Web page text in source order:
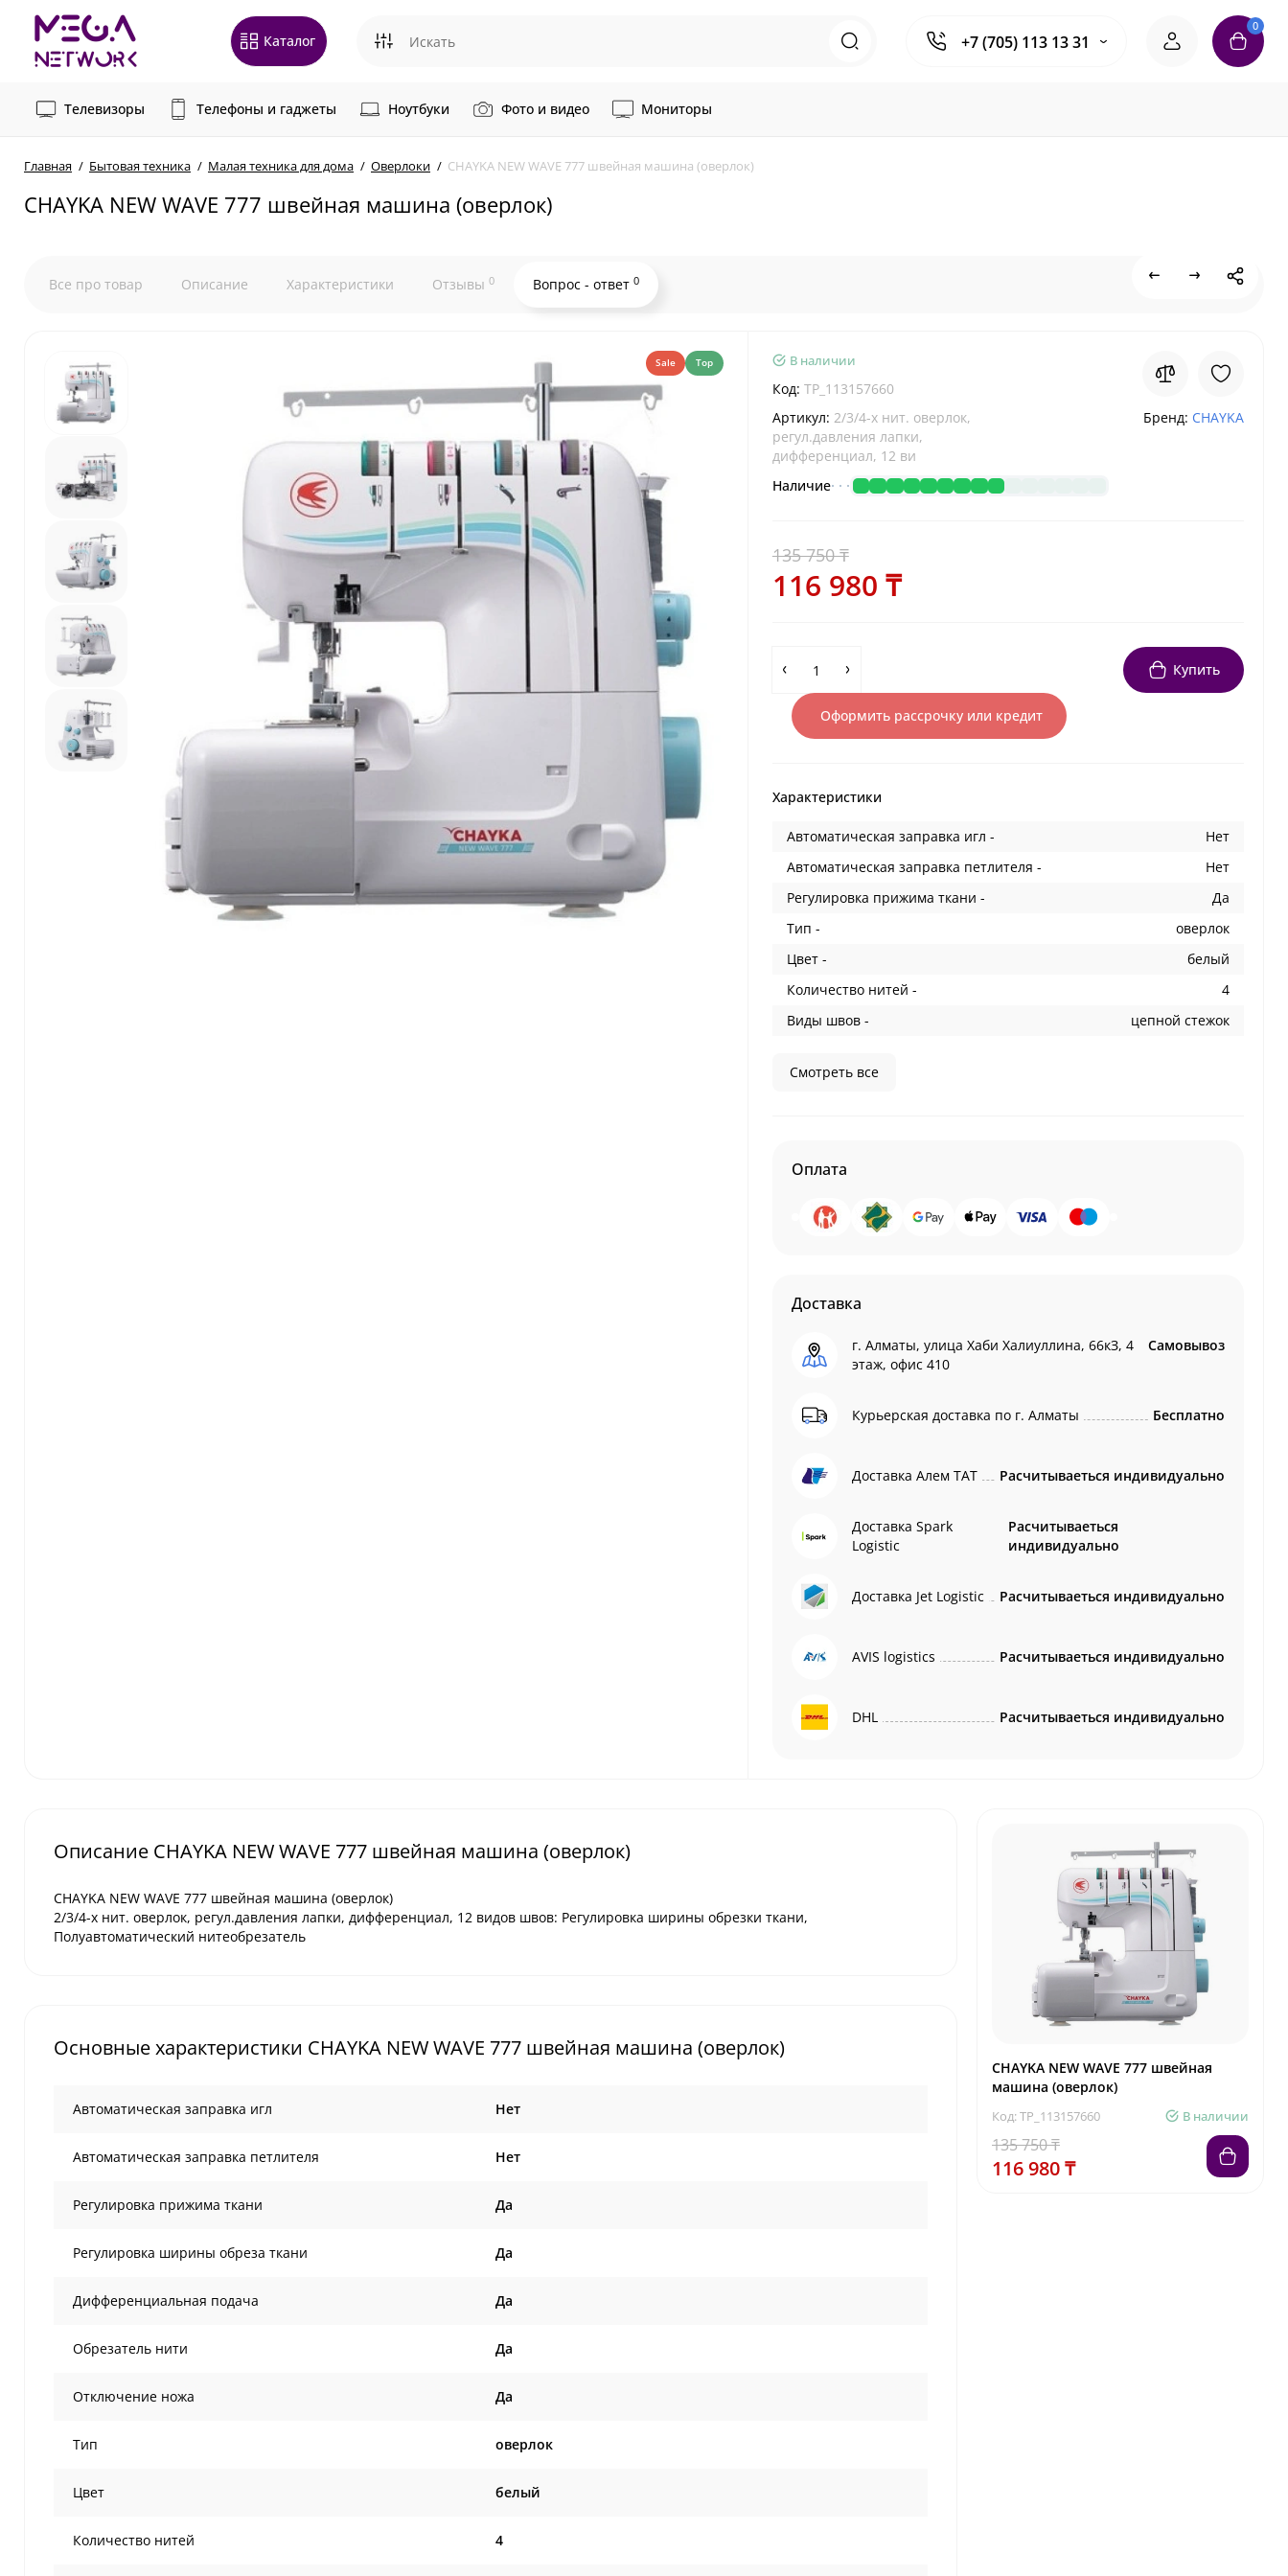
Каталог +7 (705) 113 13 31
0
Телевизоры Телефоны и гаджеты Ноутбуки Фото и видео Мониторы
Главная Бытовая техника Малая техника для дома Оверлоки CHAYKA NEW WAVE 777 швейная машина (оверлок)
CHAYKA NEW WAVE 777 швейная машина (оверлок)
Все про товар Описание Характеристики Отзывы 0 Вопрос - ответ 0
Sale Top В наличии
Код: TP_113157660
Артикул: 2/3/4-х нит. оверлок,
регул.давления лапки,
дифференциал, 12 ви
Наличие
Бренд: CHAYKA
135 750 ₸
116 980 ₸
Купить
Оформить рассрочку или кредит
Характеристики
Автоматическая заправка игл -
Нет
Автоматическая заправка петлителя -
Нет
Регулировка прижима ткани -
Да
Тип -
оверлок
Цвет -
белый
Количество нитей -
4
Виды швов -
цепной стежок
Смотреть все
Оплата
Доставка
г. Алматы, улица Хаби Халиуллина, 66кЗ, 4
этаж, офис 410
Самовывоз
Курьерская доставка по г. Алматы Бесплатно
Доставка Алем ТАТ Расчитываеться индивидуально
Доставка Spark
Logistic
Расчитываеться
индивидуально
Доставка Jet Logistic Расчитываеться индивидуально
AVIS logistics Расчитываеться индивидуально
DHL Расчитываеться индивидуально
Описание CHAYKA NEW WAVE 777 швейная машина (оверлок)
CHAYKA NEW WAVE 777 швейная машина (оверлок)
2/3/4-х нит. оверлок, регул.давления лапки, дифференциал, 12 видов швов: Регулировка ширины обрезки ткани,
Полуавтоматический нитеобрезатель
Основные характеристики CHAYKA NEW WAVE 777 швейная машина (оверлок)
Автоматическая заправка игл Нет
Автоматическая заправка петлителя Нет
Регулировка прижима ткани Да
Регулировка ширины обреза ткани Да
Дифференциальная подача Да
Обрезатель нити Да
Отключение ножа Да
Тип оверлок
Цвет белый
Количество нитей 4
CHAYKA NEW WAVE 777 швейная
машина (оверлок)
Код: TP_113157660 В наличии
135 750 ₸
116 980 ₸